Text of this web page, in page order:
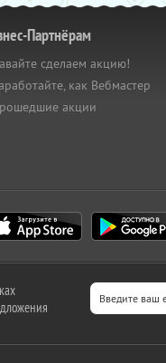
Партнёрам
сделаем акцию!
как Вебмастер
акции